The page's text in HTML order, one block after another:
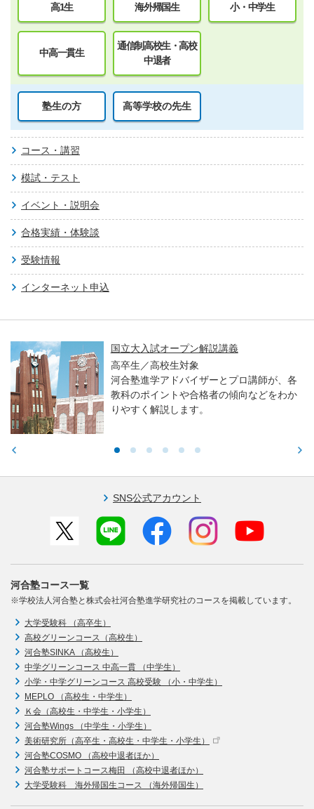
高1生 海外帰国生 小・中学生
中高一貫生
通信制高校生・高校
中退者
塾生の方 高等学校の先生
コース・講習
模試・テスト
イベント・説明会
合格実績・体験談
受験情報
インターネット申込
国立大入試オープン解説講義
高卒生／高校生対象
河合塾進学アドバイザーとプロ講師が、各
教科のポイントや合格者の傾向などをわか
りやすく解説します。
SNS公式アカウント
河合塾コース一覧
※学校法人河合塾と株式会社河合塾進学研究社のコースを掲載しています。
大学受験科 （高卒生）
高校グリーンコース（高校生）
河合塾SINKA （高校生）
中学グリーンコース 中高一貫 （中学生）
小学・中学グリーンコース 高校受験 （小・中学生）
MEPLO （高校生・中学生）
Ｋ会（高校生・中学生・小学生）
河合塾Wings （中学生・小学生）
美術研究所（高卒生・高校生・中学生・小学生）
河合塾COSMO （高校中退者ほか）
河合塾サポートコース梅田 （高校中退者ほか）
大学受験科 海外帰国生コース （海外帰国生）